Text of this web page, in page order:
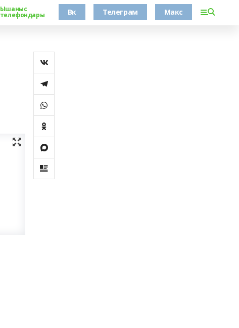
Ышаныс
телефондары Вк Телеграм Макс